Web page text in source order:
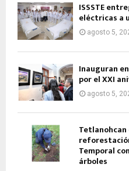
ISSSTE
eléctricas a
agosto 5,
Inauguran
por el XXI
agosto 5,
Temporal
árboles